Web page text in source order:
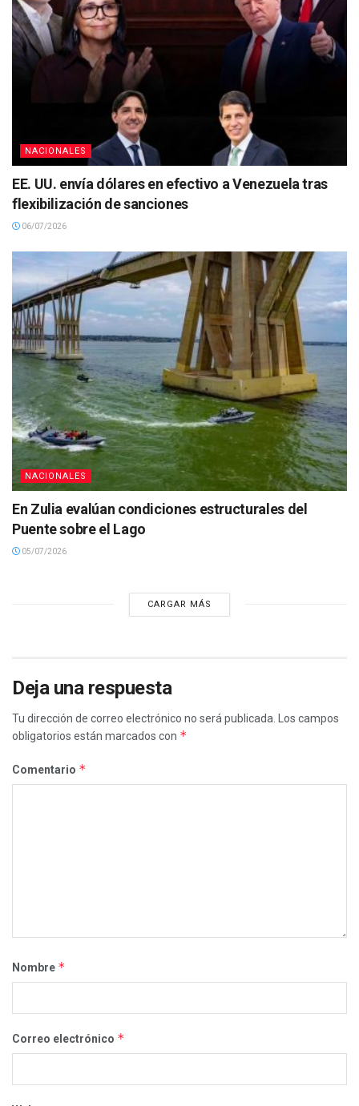
NACIONALES
EE. UU. envía dólares en efectivo a Venezuela tras
flexibilización de sanciones
06/07/2026
NACIONALES
En Zulia evalúan condiciones estructurales del
Puente sobre el Lago
05/07/2026
CARGAR MÁS
Deja una respuesta
Tu dirección de correo electrónico no será publicada.
Los campos
obligatorios están marcados con *
Comentario *
Nombre *
Correo electrónico *